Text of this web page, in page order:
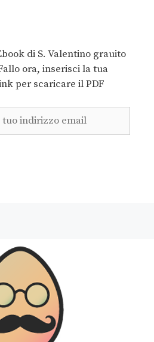
di S. Valentino grauito
ora, inserisci la tua
per scaricare il PDF